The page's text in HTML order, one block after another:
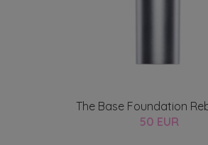
The Base Foundation
50 EUR